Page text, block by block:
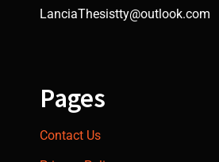
LanciaThesistty@outlook.com
Pages
Contact Us